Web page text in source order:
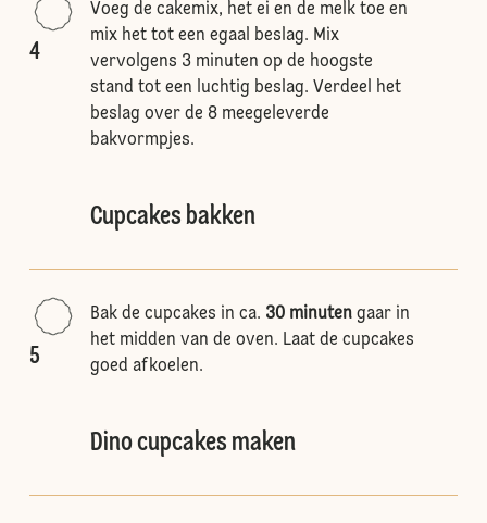
4
Voeg de cakemix, het ei en de melk toe en
mix het tot een egaal beslag. Mix
vervolgens 3 minuten op de hoogste
stand tot een luchtig beslag. Verdeel het
beslag over de 8 meegeleverde
bakvormpjes.
Cupcakes bakken
5
Bak de cupcakes in ca. 30 minuten gaar in
het midden van de oven. Laat de cupcakes
goed afkoelen.
Dino cupcakes maken